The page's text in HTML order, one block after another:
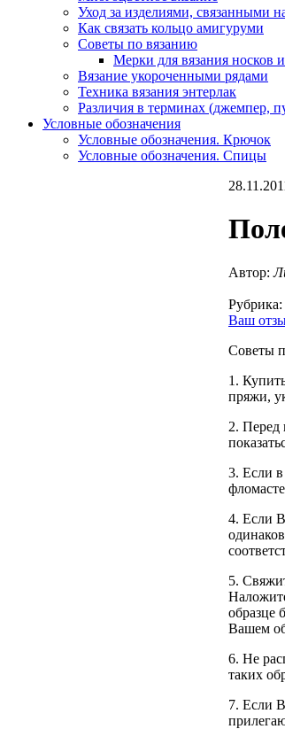
Уход за изделиями, связанными
Как связать кольцо амигуруми
Советы по вязанию
Мерки для вязания носков
Вязание укороченными рядами
Техника вязания энтерлак
Различия в терминах (джемпер,
Условные обозначения
Условные обозначения. Крючок
Условные обозначения. Спицы
Автор:
Рубрика:
Ваш
Советы
1.
пряжи,
2. Перед
3. Если
4. Если
5.
образце
Вашем
6. Не
таких
7. Если